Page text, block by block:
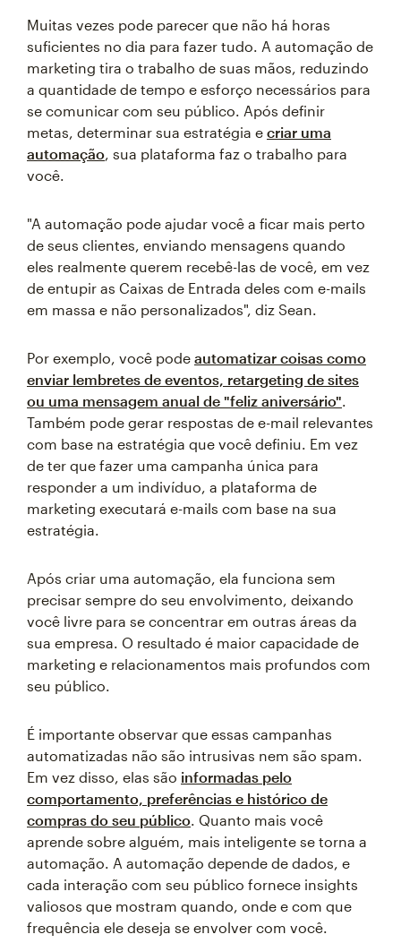
Muitas vezes pode parecer que não há horas
suficientes no dia para fazer tudo. A automação de
marketing tira o trabalho de suas mãos, reduzindo
a quantidade de tempo e esforço necessários para
se comunicar com seu público. Após definir
metas, determinar sua estratégia e criar uma
automação, sua plataforma faz o trabalho para
você.
"A automação pode ajudar você a ficar mais perto
de seus clientes, enviando mensagens quando
eles realmente querem recebê-las de você, em vez
de entupir as Caixas de Entrada deles com e-mails
em massa e não personalizados", diz Sean.
Por exemplo, você pode automatizar coisas como
enviar lembretes de eventos, retargeting de sites
ou uma mensagem anual de "feliz aniversário".
Também pode gerar respostas de e-mail relevantes
com base na estratégia que você definiu. Em vez
de ter que fazer uma campanha única para
responder a um indivíduo, a plataforma de
marketing executará e-mails com base na sua
estratégia.
Após criar uma automação, ela funciona sem
precisar sempre do seu envolvimento, deixando
você livre para se concentrar em outras áreas da
sua empresa. O resultado é maior capacidade de
marketing e relacionamentos mais profundos com
seu público.
É importante observar que essas campanhas
automatizadas não são intrusivas nem são spam.
Em vez disso, elas são informadas pelo
comportamento, preferências e histórico de
compras do seu público. Quanto mais você
aprende sobre alguém, mais inteligente se torna a
automação. A automação depende de dados, e
cada interação com seu público fornece insights
valiosos que mostram quando, onde e com que
frequência ele deseja se envolver com você.